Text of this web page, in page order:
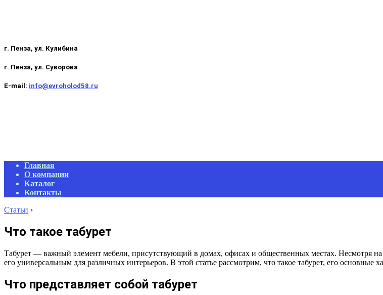
г. Пенза, ул. Кулибина
г. Пенза, ул. Суворова
E-mail: info@evroholod58.ru
Primary
Navigation
Menu
Главная
О компании
Каталог
Контакты
Статьи ›
Что такое табурет
Табурет — важный элемент мебели, присутствующий в домах, офисах и общественных местах. Несмотря
его универсальным для различных интерьеров. В этой статье рассмотрим, что такое табурет, его
Что представляет собой табурет